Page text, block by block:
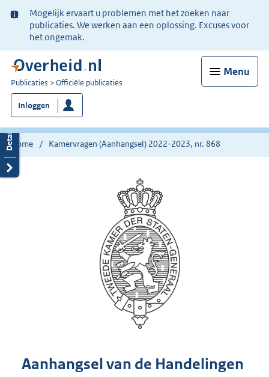
Ter
informatie:
Mogelijk ervaart u problemen met het zoeken naar
publicaties. We werken aan een oplossing. Excuses voor
het ongemak.
Menu
U
bent
nu
hier:
Publicaties Officiële publicaties
Inloggen
Home Kamervragen (Aanhangsel) 2022-2023, nr. 868
Aanhangsel van de Handelingen